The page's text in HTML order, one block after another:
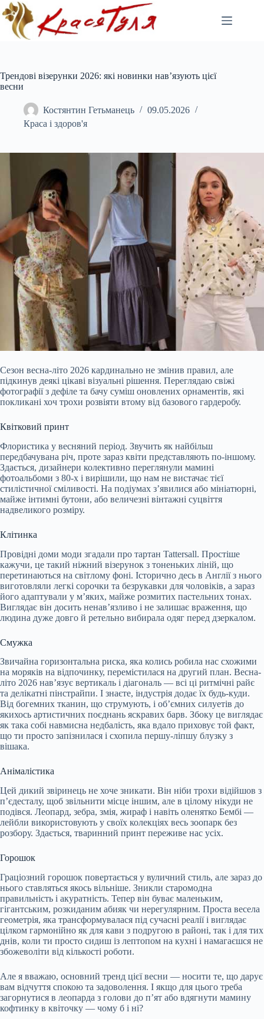
Перейти
до
вмісту
Трендові візерунки 2026: які новинки нав’язують цієї
весни
Костянтин Гетьманець
09.05.2026
Краса і здоров'я
Сезон весна-літо 2026 кардинально не змінив правил, але
підкинув деякі цікаві візуальні рішення. Переглядаю свіжі
фотографії з дефіле та бачу суміш оновлених орнаментів, які
покликані хоч трохи розвіяти втому від базового гардеробу.
Квітковий принт
Флористика у весняний період. Звучить як найбільш
передбачувана річ, проте зараз квіти представляють по-іншому.
Здається, дизайнери колективно переглянули мамині
фотоальбоми з 80-х і вирішили, що нам не вистачає тієї
стилістичної сміливості. На подіумах з’явилися або мініатюрні,
майже інтимні бутони, або величезні вінтажні суцвіття
надвеликого розміру.
Клітинка
Провідні доми моди згадали про тартан Tattersall. Простіше
кажучи, це такий ніжний візерунок з тоненьких ліній, що
перетинаються на світлому фоні. Історично десь в Англії з нього
виготовляли легкі сорочки та безрукавки для чоловіків, а зараз
його адаптували у м’яких, майже розмитих пастельних тонах.
Виглядає він досить ненав’язливо і не залишає враження, що
людина дуже довго й ретельно вибирала одяг перед дзеркалом.
Смужка
Звичайна горизонтальна риска, яка колись робила нас схожими
на моряків на відпочинку, перемістилася на другий план. Весна-
літо 2026 нав’язує вертикаль і діагональ — всі ці ритмічні райє
та делікатні пінстрайпи. І знаєте, індустрія додає їх будь-куди.
Від богемних тканин, що струмують, і об’ємних силуетів до
якихось артистичних поєднань яскравих барв. Збоку це виглядає
як така собі навмисна недбалість, яка вдало приховує той факт,
що ти просто запізнилася і схопила першу-ліпшу блузку з
вішака.
Анімалістика
Цей дикий звіринець не хоче зникати. Він ніби трохи відійшов з
п’єдесталу, щоб звільнити місце іншим, але в цілому нікуди не
подівся. Леопард, зебра, змія, жираф і навіть оленятко Бембі —
лейбли використовують у своїх колекціях весь зоопарк без
розбору. Здається, тваринний принт переживе нас усіх.
Горошок
Граціозний горошок повертається у вуличний стиль, але зараз до
нього ставляться якось вільніше. Зникли старомодна
правильність і акуратність. Тепер він буває маленьким,
гігантським, розкиданим абияк чи нерегулярним. Проста весела
геометрія, яка трансформувалася під сучасні реалії і виглядає
цілком гармонійно як для кави з подругою в районі, так і для тих
днів, коли ти просто сидиш із лептопом на кухні і намагаєшся не
збожеволіти від кількості роботи.
Але я вважаю, основний тренд цієї весни — носити те, що дарує
вам відчуття спокою та задоволення. І якщо для цього треба
загорнутися в леопарда з голови до п’ят або вдягнути мамину
кофтинку в квіточку — чому б і ні?